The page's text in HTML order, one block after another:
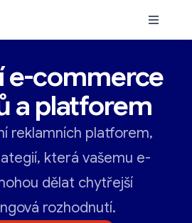
e-commerce
a platforem
reklamních platforem,
která vašemu e-
dělat chytřejší
rozhodnutí.